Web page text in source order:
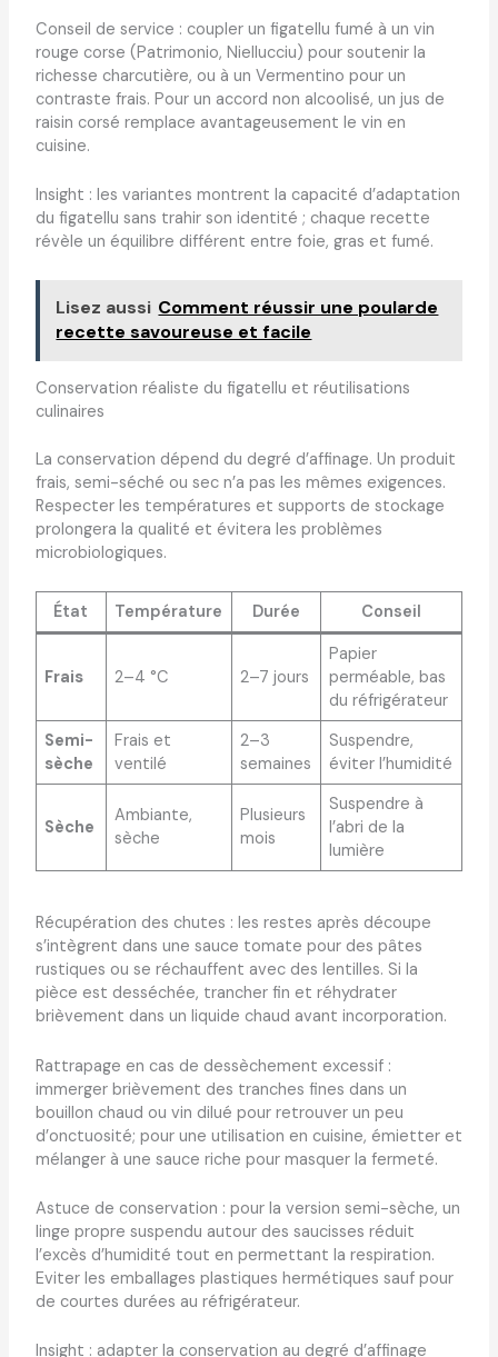
Conseil de service : coupler un figatellu fumé à un vin
rouge corse (Patrimonio, Niellucciu) pour soutenir la
richesse charcutière, ou à un Vermentino pour un
contraste frais. Pour un accord non alcoolisé, un jus de
raisin corsé remplace avantageusement le vin en
cuisine.
Insight : les variantes montrent la capacité d’adaptation
du figatellu sans trahir son identité ; chaque recette
révèle un équilibre différent entre foie, gras et fumé.
Lisez aussi Comment réussir une poularde
recette savoureuse et facile
Conservation réaliste du figatellu et réutilisations
culinaires
La conservation dépend du degré d’affinage. Un produit
frais, semi-séché ou sec n’a pas les mêmes exigences.
Respecter les températures et supports de stockage
prolongera la qualité et évitera les problèmes
microbiologiques.
État Température Durée Conseil
Frais 2–4 °C 2–7 jours
Papier
perméable, bas
du réfrigérateur
Semi-
sèche
Frais et
ventilé
2–3
semaines
Suspendre,
éviter l’humidité
Sèche
Ambiante,
sèche
Plusieurs
mois
Suspendre à
l’abri de la
lumière
Récupération des chutes : les restes après découpe
s’intègrent dans une sauce tomate pour des pâtes
rustiques ou se réchauffent avec des lentilles. Si la
pièce est desséchée, trancher fin et réhydrater
brièvement dans un liquide chaud avant incorporation.
Rattrapage en cas de dessèchement excessif :
immerger brièvement des tranches fines dans un
bouillon chaud ou vin dilué pour retrouver un peu
d’onctuosité; pour une utilisation en cuisine, émietter et
mélanger à une sauce riche pour masquer la fermeté.
Astuce de conservation : pour la version semi-sèche, un
linge propre suspendu autour des saucisses réduit
l’excès d’humidité tout en permettant la respiration.
Eviter les emballages plastiques hermétiques sauf pour
de courtes durées au réfrigérateur.
Insight : adapter la conservation au degré d’affinage